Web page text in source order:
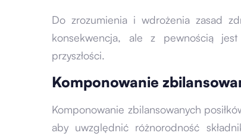
Do zrozumienia i wdrożenia zasad
konsekwencja, ale z pewnością
przyszłości.
Komponowanie
Komponowanie zbilansowanych
aby uwzględnić różnorodność